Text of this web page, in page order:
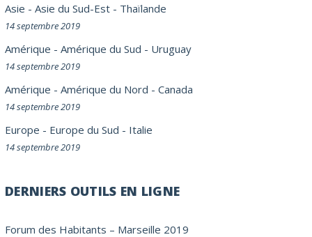
Asie - Asie du Sud-Est - Thaïlande
14 septembre 2019
Amérique - Amérique du Sud - Uruguay
14 septembre 2019
Amérique - Amérique du Nord - Canada
14 septembre 2019
Europe - Europe du Sud - Italie
14 septembre 2019
DERNIERS OUTILS EN LIGNE
Forum des Habitants – Marseille 2019